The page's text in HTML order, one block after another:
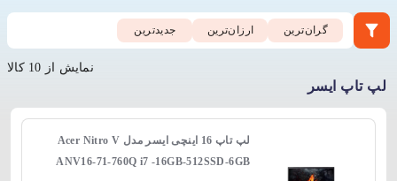
گران‌ترین ارزان‌ترین جدید‌ترین
نمایش از 10 کالا
لپ تاپ ایسر
لپ‌ تاپ 16 اینچی ایسر مدل Acer Nitro V
ANV16-71-760Q i7 -16GB-512SSD-6GB